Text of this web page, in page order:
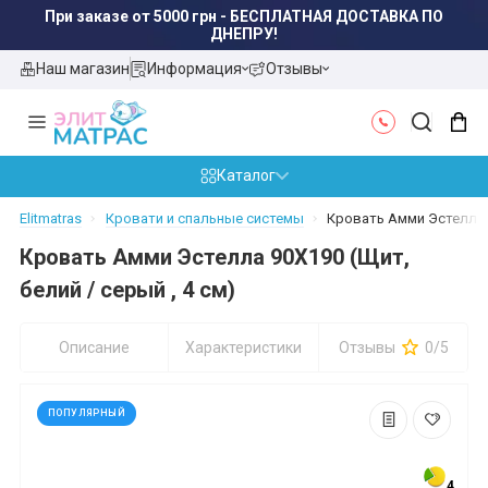
При заказе от 5000 грн - БЕСПЛАТНАЯ ДОСТАВКА ПО
ДНЕПРУ!
Наш магазин
Информация Отзывы
Каталог
Elitmatras Кровати и спальные системы Кровать Амми Эстелла
Кровать Амми Эстелла 90X190 (Щит,
белий / серый , 4 см)
Описание Характеристики Отзывы 0/5
ПОПУЛЯРНЫЙ